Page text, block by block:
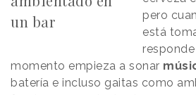
un bar
pero
está
momento empieza a sonar
batería e incluso gaitas como